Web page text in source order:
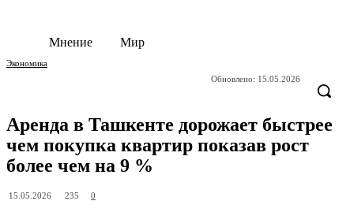
Мнение Мир
Экономика
Обновлено: 15.05.2026
Аренда в Ташкенте дорожает быстрее
чем покупка квартир показав рост
более чем на 9 %
15.05.2026 235 0